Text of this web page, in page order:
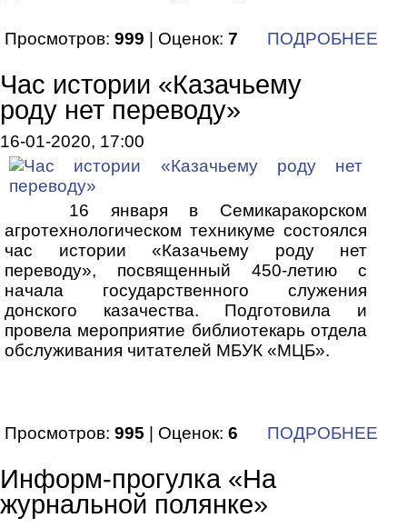
Просмотров: 999 | Оценок: 7 ПОДРОБНЕЕ
Час истории «Казачьему
роду нет переводу»
16-01-2020, 17:00
16 января в Семикаракорском
агротехнологическом техникуме состоялся
час истории «Казачьему роду нет
переводу», посвященный 450-летию с
начала государственного служения
донского казачества. Подготовила и
провела мероприятие библиотекарь отдела
обслуживания читателей МБУК «МЦБ».
Просмотров: 995 | Оценок: 6 ПОДРОБНЕЕ
Информ-прогулка «На
журнальной полянке»